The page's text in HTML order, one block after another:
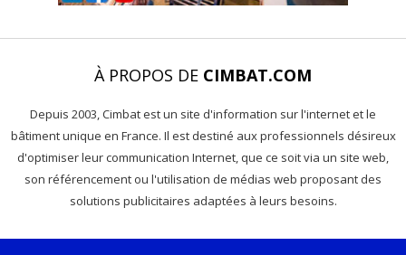
À PROPOS DE CIMBAT.COM
Depuis 2003, Cimbat est un site d'information sur l'internet et le
bâtiment unique en France. Il est destiné aux professionnels désireux
d'optimiser leur communication Internet, que ce soit via un site web,
son référencement ou l'utilisation de médias web proposant des
solutions publicitaires adaptées à leurs besoins.